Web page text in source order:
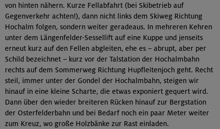
von hinten nähern. Kurze Fellabfahrt (bei Skibetrieb auf
Gegenverkehr achten!), dann nicht links dem Skiweg Richtung
Hochalm folgen, sondern weiter geradeaus. In mehreren Kehren
unter dem Längenfelder-Sessellift auf eine Kuppe und jenseits
erneut kurz auf den Fellen abgleiten, ehe es – abrupt, aber per
Schild bezeichnet – kurz vor der Talstation der Hochalmbahn
rechts auf dem Sommerweg Richtung Hupfleitenjoch geht. Recht
steil, immer unter der Gondel der Hochalmbahn, steigen wir
hinauf in eine kleine Scharte, die etwas exponiert gequert wird.
Dann über den wieder breiteren Rücken hinauf zur Bergstation
der Osterfelderbahn und bei Bedarf noch ein paar Meter weiter
zum Kreuz, wo große Holzbänke zur Rast einladen.